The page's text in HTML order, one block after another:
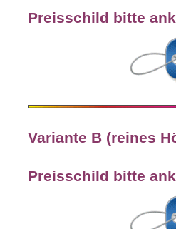
Preisschild bitte
Variante B (reines
Preisschild bitte